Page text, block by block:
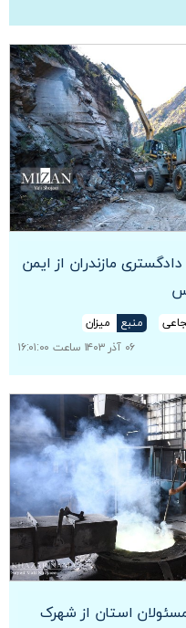
مازندران از ایمن
منبع
میزان
۰۶ آذر ۱۴۰۳ ساعت ۱۶:۰۱:۰۰
مسئولان استان از شهرک